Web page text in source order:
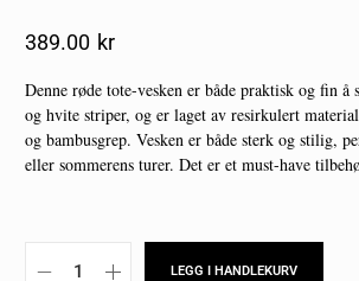
389.00 Kr
Denne røde tote-vesken er både praktisk og fin å
og hvite striper, og er laget av resirkulert
og bambusgrep. Vesken er både sterk og stilig,
eller sommerens turer. Det er et must-have
LEGG I HANDLEKURV